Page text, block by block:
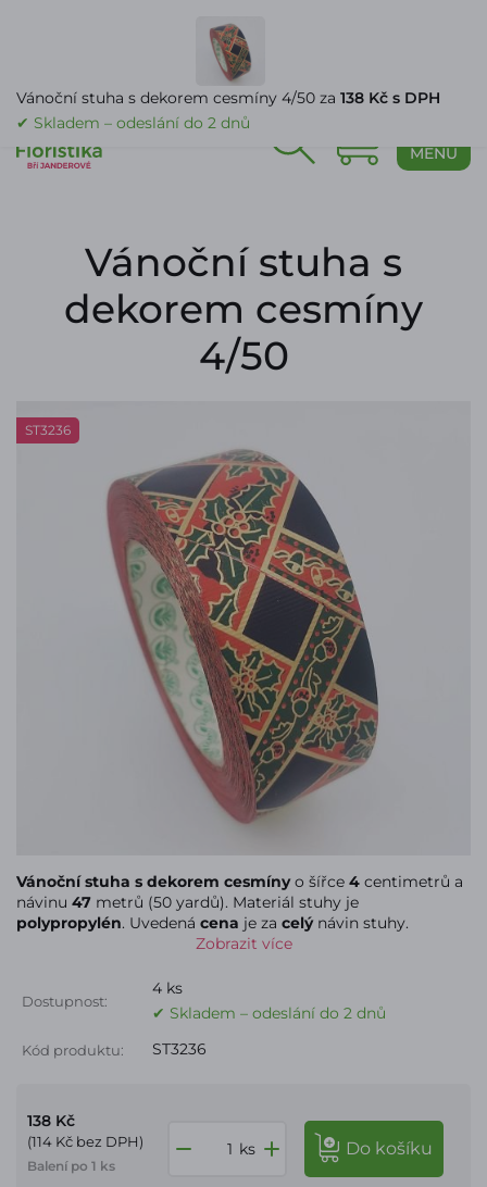
MENU
Vánoční stuha s
dekorem cesmíny
4/50
ST3236
Vánoční stuha s dekorem cesmínyo šířce 4 centimetrů a
návinu 47 metrů (50 yardů). Materiál stuhy je
polypropylén. Uvedená cena je za celýnávin stuhy.
Zobrazit více
Dostupnost:
4 ks
✔ Skladem – odeslání do 2 dnů
Kód produktu: ST3236
138 Kč
(114 Kč bez DPH)
Balení po 1 ks
ks do košíku
Vánoční stuha s dekorem cesmíny 4/50 za 138 Kč s DPH
✔ Skladem – odeslání do 2 dnů